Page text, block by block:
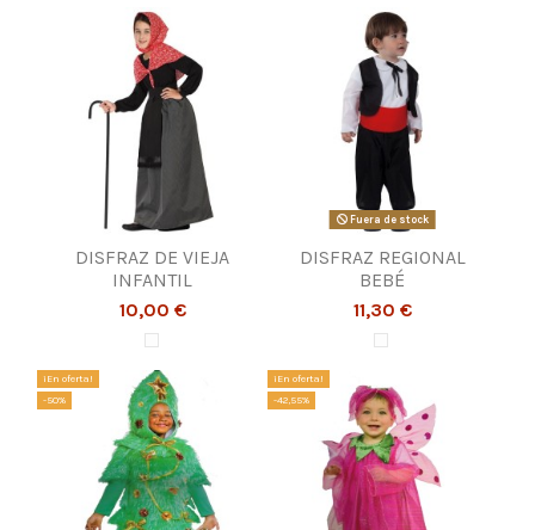
DISFRAZ DE VIEJA
INFANTIL
10,00 €
Fuera de stock
DISFRAZ REGIONAL
BEBÉ
11,30 €
¡En oferta!
-50%
¡En oferta!
-42,55%